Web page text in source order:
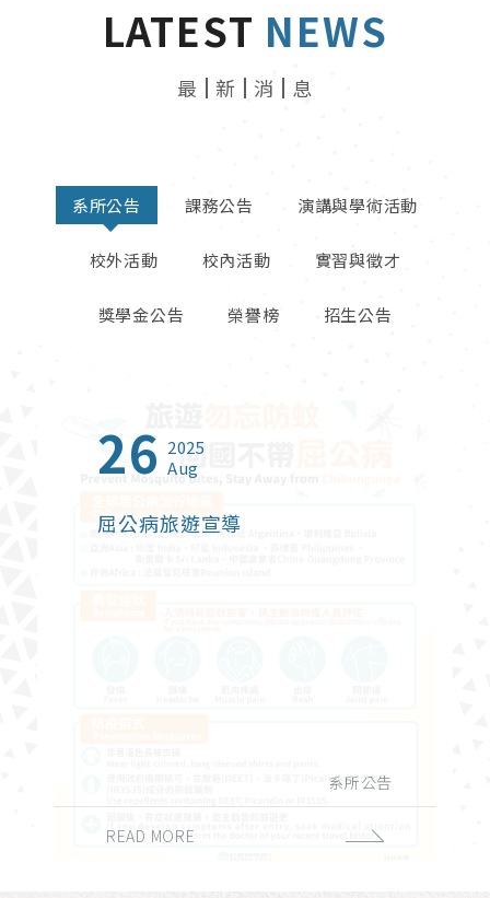
LATEST NEWS
最 新 消 息
系所公告 課務公告 演講與學術活動
校外活動 校內活動 實習與徵才
獎學金公告 榮譽榜 招生公告
26 2025
Aug
屈公病旅遊宣導
READ MORE
系所公告
23 2025
Oct
2025年北富銀與東海大學建教
READ MORE
課務公告
01 2026
Jun
【創新創業實戰課程】熱烈報名
READ MORE
演講與學術活動
13 2026
Jul
2026年度台灣觀光獎學金
READ MORE
校外活動
27 2026
Apr
鬱過天晴-打破憂鬱症迷思
READ MORE
校內活動
06 2026
May
財政部關務署臺中關 115 年暑期
READ MORE
實習與徵才
09 2026
Feb
114學年度高毓靈先生紀念獎學
READ MORE
獎學金公告
16 2025
Sep
【榮譽榜】恭賀本系碩士班林珊
READ MORE
榮譽榜
23 2024
Jan
東海大學管理學院2024 Open
READ MORE
招生公告